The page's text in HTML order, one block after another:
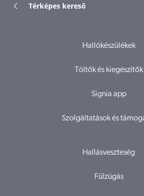
Térképes kereső
Hallókészülékek
Töltők és kiegészítők
Signia app
Szolgáltatások és
Hallásveszteség
Fülzúgás